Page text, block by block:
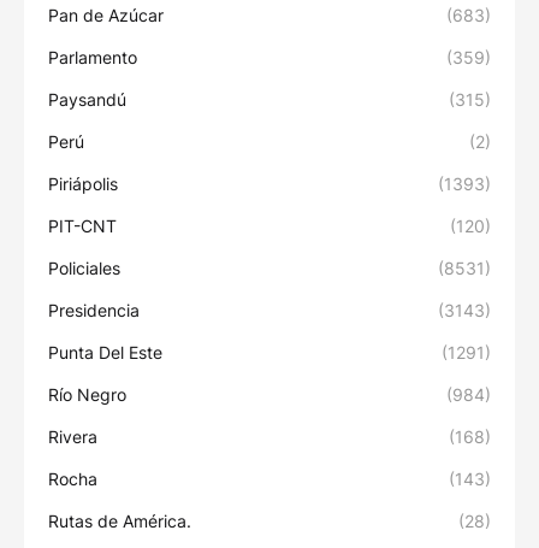
Pan de Azúcar (683)
Parlamento (359)
Paysandú (315)
Perú (2)
Piriápolis (1393)
PIT-CNT (120)
Policiales (8531)
Presidencia (3143)
Punta Del Este (1291)
Río Negro (984)
Rivera (168)
Rocha (143)
Rutas de América. (28)